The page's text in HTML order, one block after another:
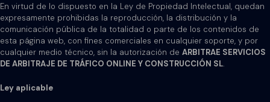
En virtud de lo dispuesto en la Ley de Propiedad Intelectual, quedan
expresamente prohibidas la reproducción, la distribución y la
comunicación pública de la totalidad o parte de los contenidos de
esta página web, con fines comerciales en cualquier soporte, y por
cualquier medio técnico, sin la autorización de ARBITRAE SERVICIOS
DE ARBITRAJE DE TRÁFICO ONLINE Y CONSTRUCCIÓN SL.
Ley aplicable